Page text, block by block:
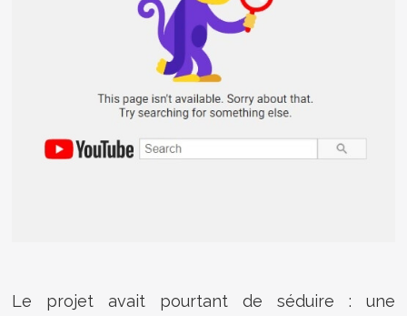
Le projet avait pourtant de séduire : une